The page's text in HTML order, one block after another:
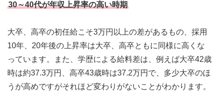
30～40代が年収上昇率の高い時期
大卒、高卒の初任給こそ3万円以上の差があるもの、採用
10年、20年後の上昇率は大卒、高卒ともに同様に高くな
っています。また、学歴による給料差は、例えば大卒42歳
時は約37.3万円、高卒43歳時は37.2万円で、多少大卒のほ
うが高めですがそれほど変わりがないことがわかります。